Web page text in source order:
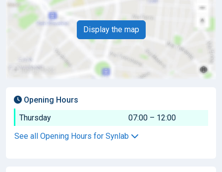
Display the map
Opening Hours
Thursday
07:00 – 12:00
See all Opening Hours for Synlab